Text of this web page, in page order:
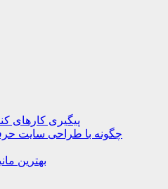
پیگیری کارهای
چگونه با طراحی سایت
بهترین